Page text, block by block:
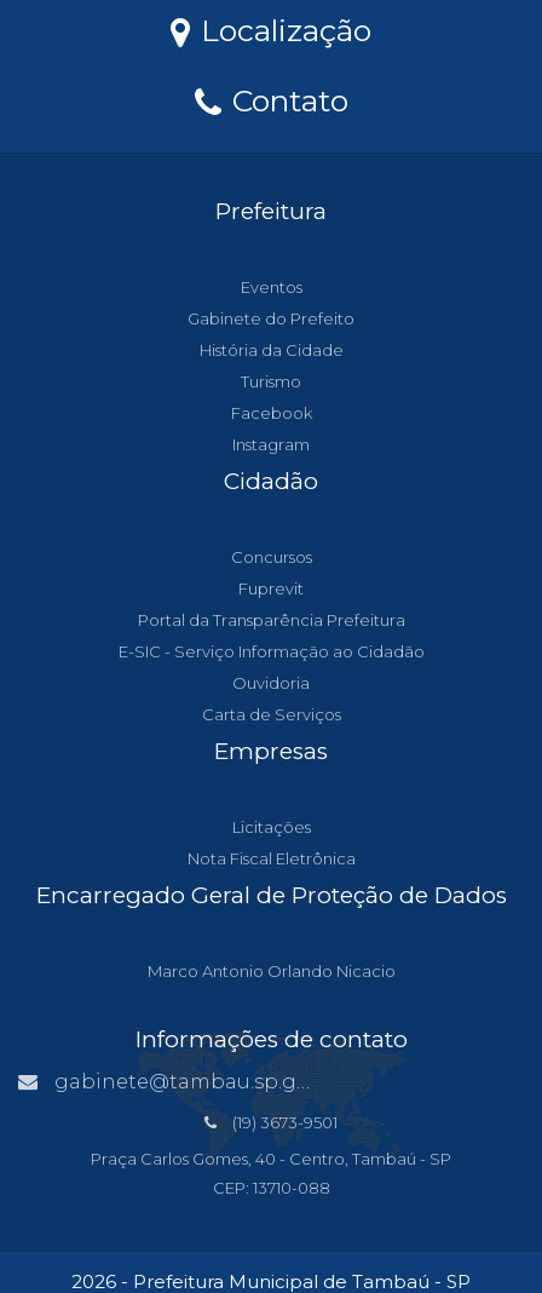
Localização
Contato
Prefeitura
Eventos
Gabinete do Prefeito
História da Cidade
Turismo
Facebook
Instagram
Cidadão
Concursos
Fuprevit
Portal da Transparência Prefeitura
E-SIC - Serviço Informação ao Cidadão
Ouvidoria
Carta de Serviços
Empresas
Licitações
Nota Fiscal Eletrônica
Encarregado Geral de Proteção de Dados
Marco Antonio Orlando Nicacio
Informações de contato
gabinete@tambau.sp.gov.br
(19) 3673-9501
Praça Carlos Gomes, 40 - Centro, Tambaú - SP
CEP: 13710-088
2026 - Prefeitura Municipal de Tambaú - SP